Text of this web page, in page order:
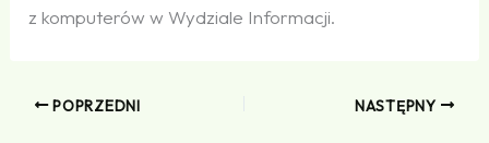
z komputerów w Wydziale Informacji.
POPRZEDNI NASTĘPNY